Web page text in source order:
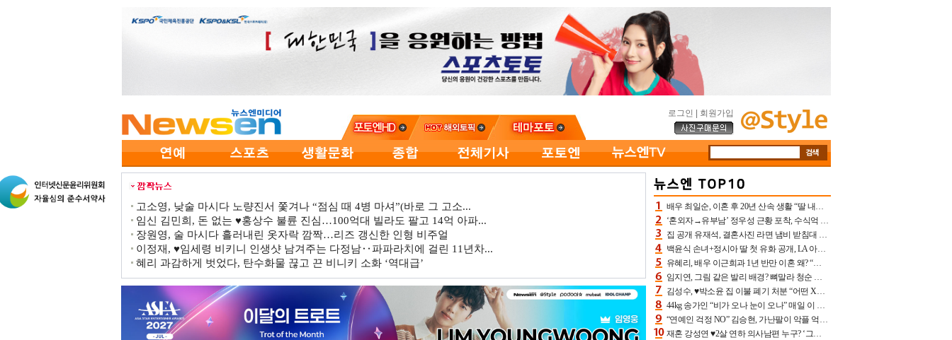
로그인 회원가입
고소영, 낮술 마시다 노량진서 쫓겨나 “점심 때 4병 마셔”(바로 그 고소...
임신 김민희, 돈 없는 ♥홍상수 불륜 진심…100억대 빌라도 팔고 14억 아파...
장원영, 술 마시다 흘러내린 옷자락 깜짝…리즈 갱신한 인형 비주얼
이정재, ♥임세령 비키니 인생샷 남겨주는 다정남‥파파라치에 걸린 11년차...
혜리 과감하게 벗었다, 탄수화물 끊고 끈 비니키 소화 ‘역대급’
배우 최일순, 이혼 후 20년 산속 생활 “딸 내가 버렸다고 원망‥맘 아파”(특종)[어제TV]
‘혼외자→유부남’ 정우성 근황 포착, 수식억 해킹 피해 후배 만났다 “존경하는”
집 공개 유재석, 결혼사진 라면 냄비 받침대 되고 분노‥가족사진도 피해(놀뭐)[어제TV]
백윤식 손녀+정시아 딸 첫 유화 공개, LA 아트쇼→서울국제조각페스타 작가다운 수준급 실력
유혜리, 배우 이근희과 1년 반만 이혼 왜? “식칼 꽂고 의자 던져” 충격 폭로(특종)[어제TV]
임지연, 그림 같은 발리 배경? 뼈말라 청순 비키니 핏에 상대 안 되네
김성수, ♥박소윤 집 이불 폐기 처분 “어떤 X이랑 썼을지 몰라” 질투(신랑수업2)[어제TV]
44kg 송가인 “비가 오나 눈이 오나” 매일 이 운동, 허벅지 근육량 상승+체지방 감소
“연예인 걱정 NO” 김승현, 가난팔이 악플 억울할만‥아내+딸과 日 여행
재혼 강성연 ♥2살 연하 의사남편 누구? ‘그알’ 자문의에 훈남 비주얼 초엘리트 스펙 [종합]